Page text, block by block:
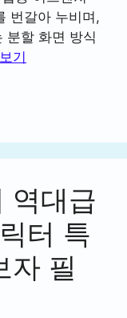
번갈아 누비며,
분할 화면 방식
기
역대급
터 특
자 필